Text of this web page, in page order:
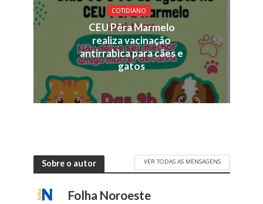
COTIDIANO
CEU Pêra Marmelo
realiza vacinação
antirrabica para cães e
gatos
Sobre o autor VER TODAS AS MENSAGENS
Folha Noroeste